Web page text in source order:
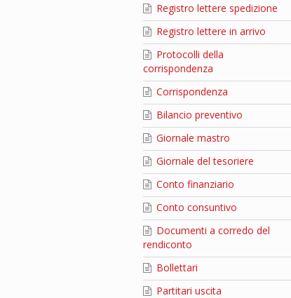
Registro lettere spedizione
Registro lettere in arrivo
Protocolli della
corrispondenza
Corrispondenza
Bilancio preventivo
Giornale mastro
Giornale del tesoriere
Conto finanziario
Conto consuntivo
Documenti a corredo del
rendiconto
Bollettari
Partitari uscita